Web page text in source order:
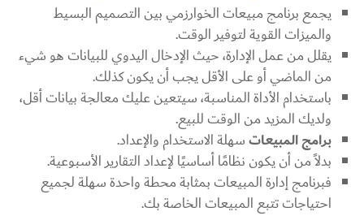
يجمع برنامج مبيعات الخوارزمي بين التصميم البسيط
والميزات القوية لتوفير الوقت.
يقلل من عمل الإدارة، حيث الإدخال اليدوي للبيانات هو شيء
من الماضي أو على الأقل يجب أن يكون كذلك.
باستخدام الأداة المناسبة، سيتعين عليك معالجة بيانات أقل،
ولديك المزيد من الوقت للبيع.
برامج المبيعاتسهلة الاستخدام والإعداد.
بدلاً من أن يكون نظامًا أساسيًا لإعداد التقارير الأسبوعية.
فبرنامج إدارة المبيعات بمثابة محطة واحدة سهلة لجميع
احتياجات تتبع المبيعات الخاصة بك.